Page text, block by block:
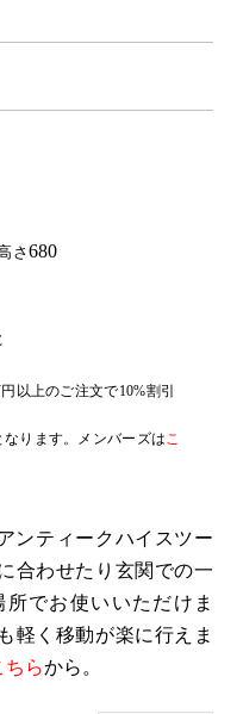
さ680
以上のご注文で10%割引
ります。メンバーズはこ
ンティークハイスツー
合わせたり玄関での一
でお使いいただけま
軽く移動が楽に行えま
ちらから。